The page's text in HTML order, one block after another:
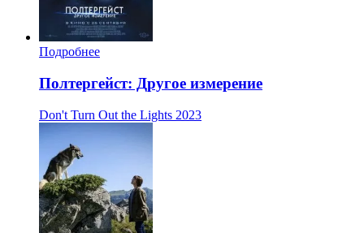
Подробнее
Полтергейст: Другое измерение
Don't Turn Out the Lights 2023